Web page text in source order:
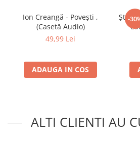
Ion Creangă - Povești ,
(Casetă Audio)
49,99 Lei
ADAUGA IN COS
-
ALTI CLIENTI AU